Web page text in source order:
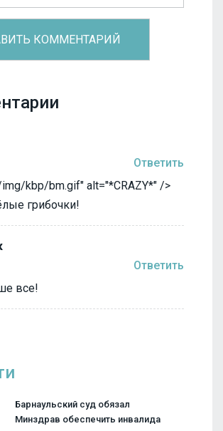
Ответить
kbp/bm.gif" alt="*CRAZY*" />
грибочки!
Ответить
все!
Барнаульский суд обязал
Минздрав обеспечить инвалида